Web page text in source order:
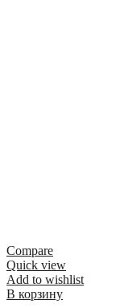
Compare
Quick view
Add to wishlist
В корзину